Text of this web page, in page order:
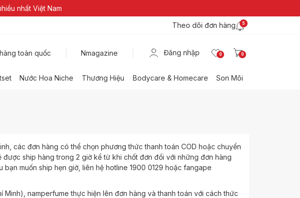
nhất Việt Nam
Theo dõi đơn hàng 5
toàn quốc Nmagazine Đăng nhập 0 0
Nước Hoa Niche Thương Hiệu Bodycare & Homecare Son Môi
các đơn hàng có thể chọn phương thức thanh toán COD hoặc chuyển
ship hàng trong 2 giờ kể từ khi chốt đơn đối với những đơn hàng
muốn ship hẹn giờ, liên hệ hotline 1900 0129 hoặc fangape
namperfume thực hiện lên đơn hàng và thanh toán với cách thức